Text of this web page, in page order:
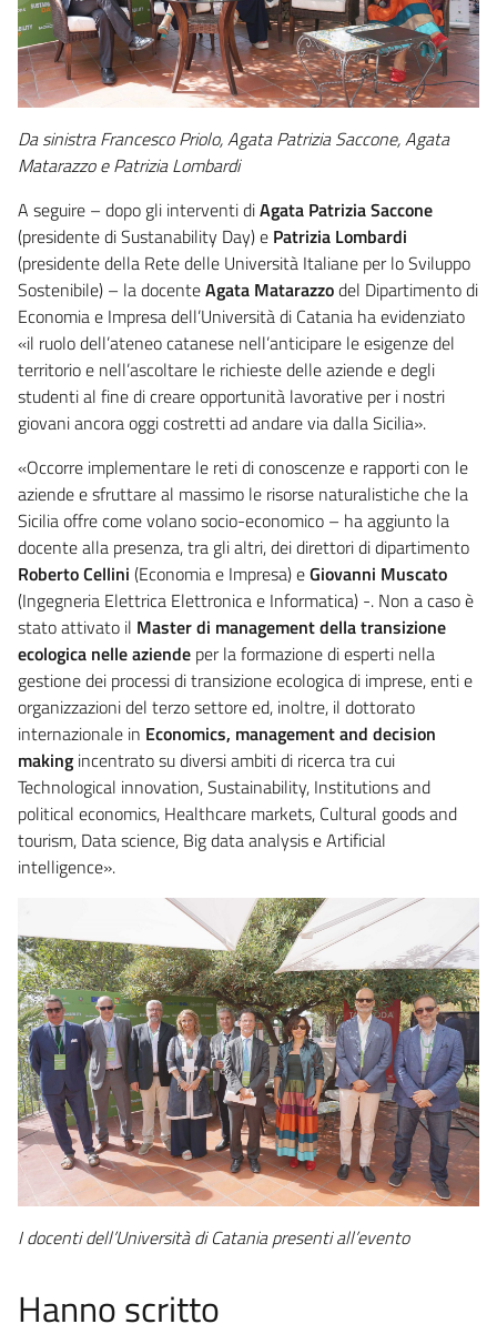
Da sinistra Francesco Priolo, Agata Patrizia Saccone, Agata
Matarazzo e Patrizia Lombardi
A seguire – dopo gli interventi diAgata Patrizia Saccone
(presidente di Sustanability Day) e Patrizia Lombardi
(presidente della Rete delle Università Italiane per lo Sviluppo
Sostenibile) – la docenteAgata Matarazzodel Dipartimento di
Economia e Impresa dell’Università di Catania ha evidenziato
«il ruolo dell’ateneo catanese nell’anticipare le esigenze del
territorio e nell’ascoltare le richieste delle aziende e degli
studenti al fine di creare opportunità lavorative per i nostri
giovani ancora oggi costretti ad andare via dalla Sicilia».
«Occorre implementare le reti di conoscenze e rapporti con le
aziende e sfruttare al massimo le risorse naturalistiche che la
Sicilia offre come volano socio-economico – ha aggiunto la
docente alla presenza, tra gli altri, dei direttori di dipartimento
Roberto Cellini (Economia e Impresa) eGiovanni Muscato
(Ingegneria Elettrica Elettronica e Informatica) -. Non a caso è
stato attivato il Master di management della transizione
ecologica nelle aziende per la formazione di esperti nella
gestione dei processi di transizione ecologica di imprese, enti e
organizzazioni del terzo settore ed, inoltre, il dottorato
internazionale in Economics, management and decision
making incentrato su diversi ambiti di ricerca tra cui
Technological innovation, Sustainability, Institutions and
political economics, Healthcare markets, Cultural goods and
tourism, Data science, Big data analysis e Artificial
intelligence».
I docenti dell’Università di Catania presenti all’evento
Hanno scritto